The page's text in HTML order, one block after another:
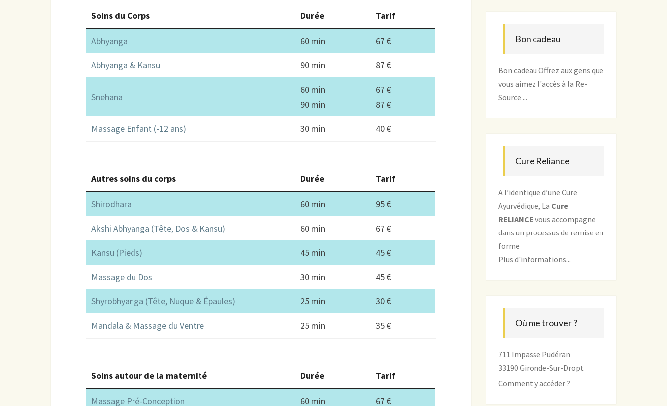
Soins du Corps
Durée Tarif
Abhyanga 60 min 67 €
Abhyanga & Kansu 90 min 87 €
Snehana
60 min
90 min
67 €
87 €
Massage Enfant (-12 ans) 30 min 40 €
Autres soins du corps Durée Tarif
Shirodhara 60 min 95 €
Akshi Abhyanga (Tête, Dos & Kansu) 60 min 67 €
Kansu (Pieds) 45 min 45 €
Massage du Dos 30 min 45 €
Shyrobhyanga (Tête, Nuque & Épaules) 25 min 30 €
Mandala & Massage du Ventre 25 min 35 €
Soins autour de la maternité Durée Tarif
Massage Pré-Conception 60 min 67 €
Bon cadeau
Bon cadeau Offrez aux gens que
vous aimez l'accès à la Re-
Source ...
Cure Reliance
A l’identique d’une Cure
Ayurvédique, La Cure
RELIANCE vous accompagne
dans un processus de remise en
forme
Plus d'informations...
Où me trouver ?
711 Impasse Pudéran
33190 Gironde-Sur-Dropt
Comment y accéder ?